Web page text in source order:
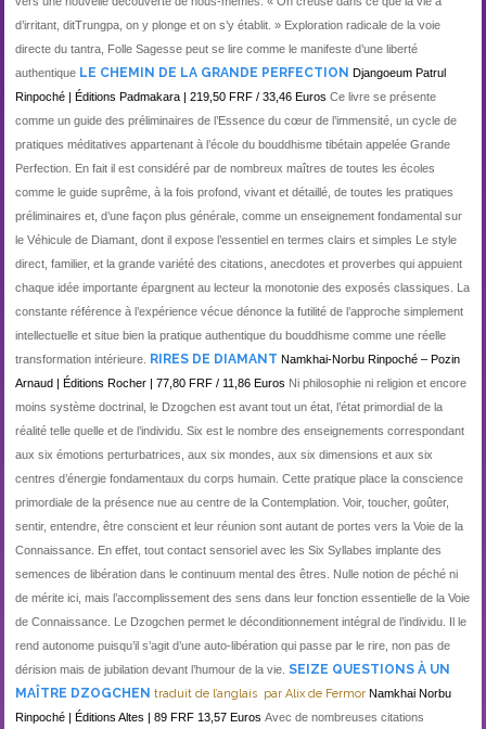
d’irritant, ditTrungpa, on y plonge et on s’y établit. » Exploration radicale de la voie
directe du tantra, Folle Sagesse peut se lire comme le manifeste d’une liberté
authentique LE CHEMIN DE LA GRANDE PERFECTION Djangoeum Patrul
Rinpoché | Éditions Padmakara | 219,50 FRF / 33,46 Euros Ce livre se présente
comme un guide des préliminaires de l’Essence du cœur de l’immensité, un cycle de
pratiques méditatives appartenant à l’école du bouddhisme tibétain appelée Grande
Perfection. En fait il est considéré par de nombreux maîtres de toutes les écoles
comme le guide suprême, à la fois profond, vivant et détaillé, de toutes les pratiques
préliminaires et, d’une façon plus générale, comme un enseignement fondamental sur
le Véhicule de Diamant, dont il expose l’essentiel en termes clairs et simples Le style
direct, familier, et la grande variété des citations, anecdotes et proverbes qui appuient
chaque idée importante épargnent au lecteur la monotonie des exposés classiques. La
constante référence à l’expérience vécue dénonce la futilité de l’approche simplement
intellectuelle et situe bien la pratique authentique du bouddhisme comme une réelle
transformation intérieure. RIRES DE DIAMANT Namkhai-Norbu Rinpoché – Pozin
Arnaud | Éditions Rocher | 77,80 FRF / 11,86 Euros Ni philosophie ni religion et encore
moins système doctrinal, le Dzogchen est avant tout un état, l’état primordial de la
réalité telle quelle et de l’individu. Six est le nombre des enseignements correspondant
aux six émotions perturbatrices, aux six mondes, aux six dimensions et aux six
centres d’énergie fondamentaux du corps humain. Cette pratique place la conscience
primordiale de la présence nue au centre de la Contemplation. Voir, toucher, goûter,
sentir, entendre, être conscient et leur réunion sont autant de portes vers la Voie de la
Connaissance. En effet, tout contact sensoriel avec les Six Syllabes implante des
semences de libération dans le continuum mental des êtres. Nulle notion de péché ni
de mérite ici, mais l’accomplissement des sens dans leur fonction essentielle de la Voie
de Connaissance. Le Dzogchen permet le déconditionnement intégral de l’individu. Il le
rend autonome puisqu’il s’agit d’une auto-libération qui passe par le rire, non pas de
dérision mais de jubilation devant l’humour de la vie.SEIZE QUESTIONS À UN
MAÎTRE DZOGCHEN traduit de l’anglais par Alix de Fermor Namkhai Norbu
Rinpoché | Éditions Altes | 89 FRF 13,57 Euros Avec de nombreuses citations